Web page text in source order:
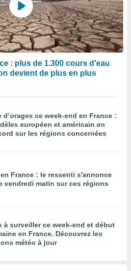
: plus de 1.300 cours d'eau
devient de plus en plus
d’orages ce week-end en France :
européen et américain en
sur les régions concernées
France : le ressenti s'annonce
vendredi matin sur ces régions
à surveiller ce week-end et début
en France. Découvrez les
météo à jour